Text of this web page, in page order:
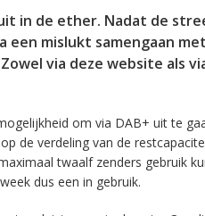
in de ether. Nadat de
mislukt samengaan
via deze website als
om via DAB+ uit te
de verdeling van de
twaalf zenders gebruik
dus een in gebruik.